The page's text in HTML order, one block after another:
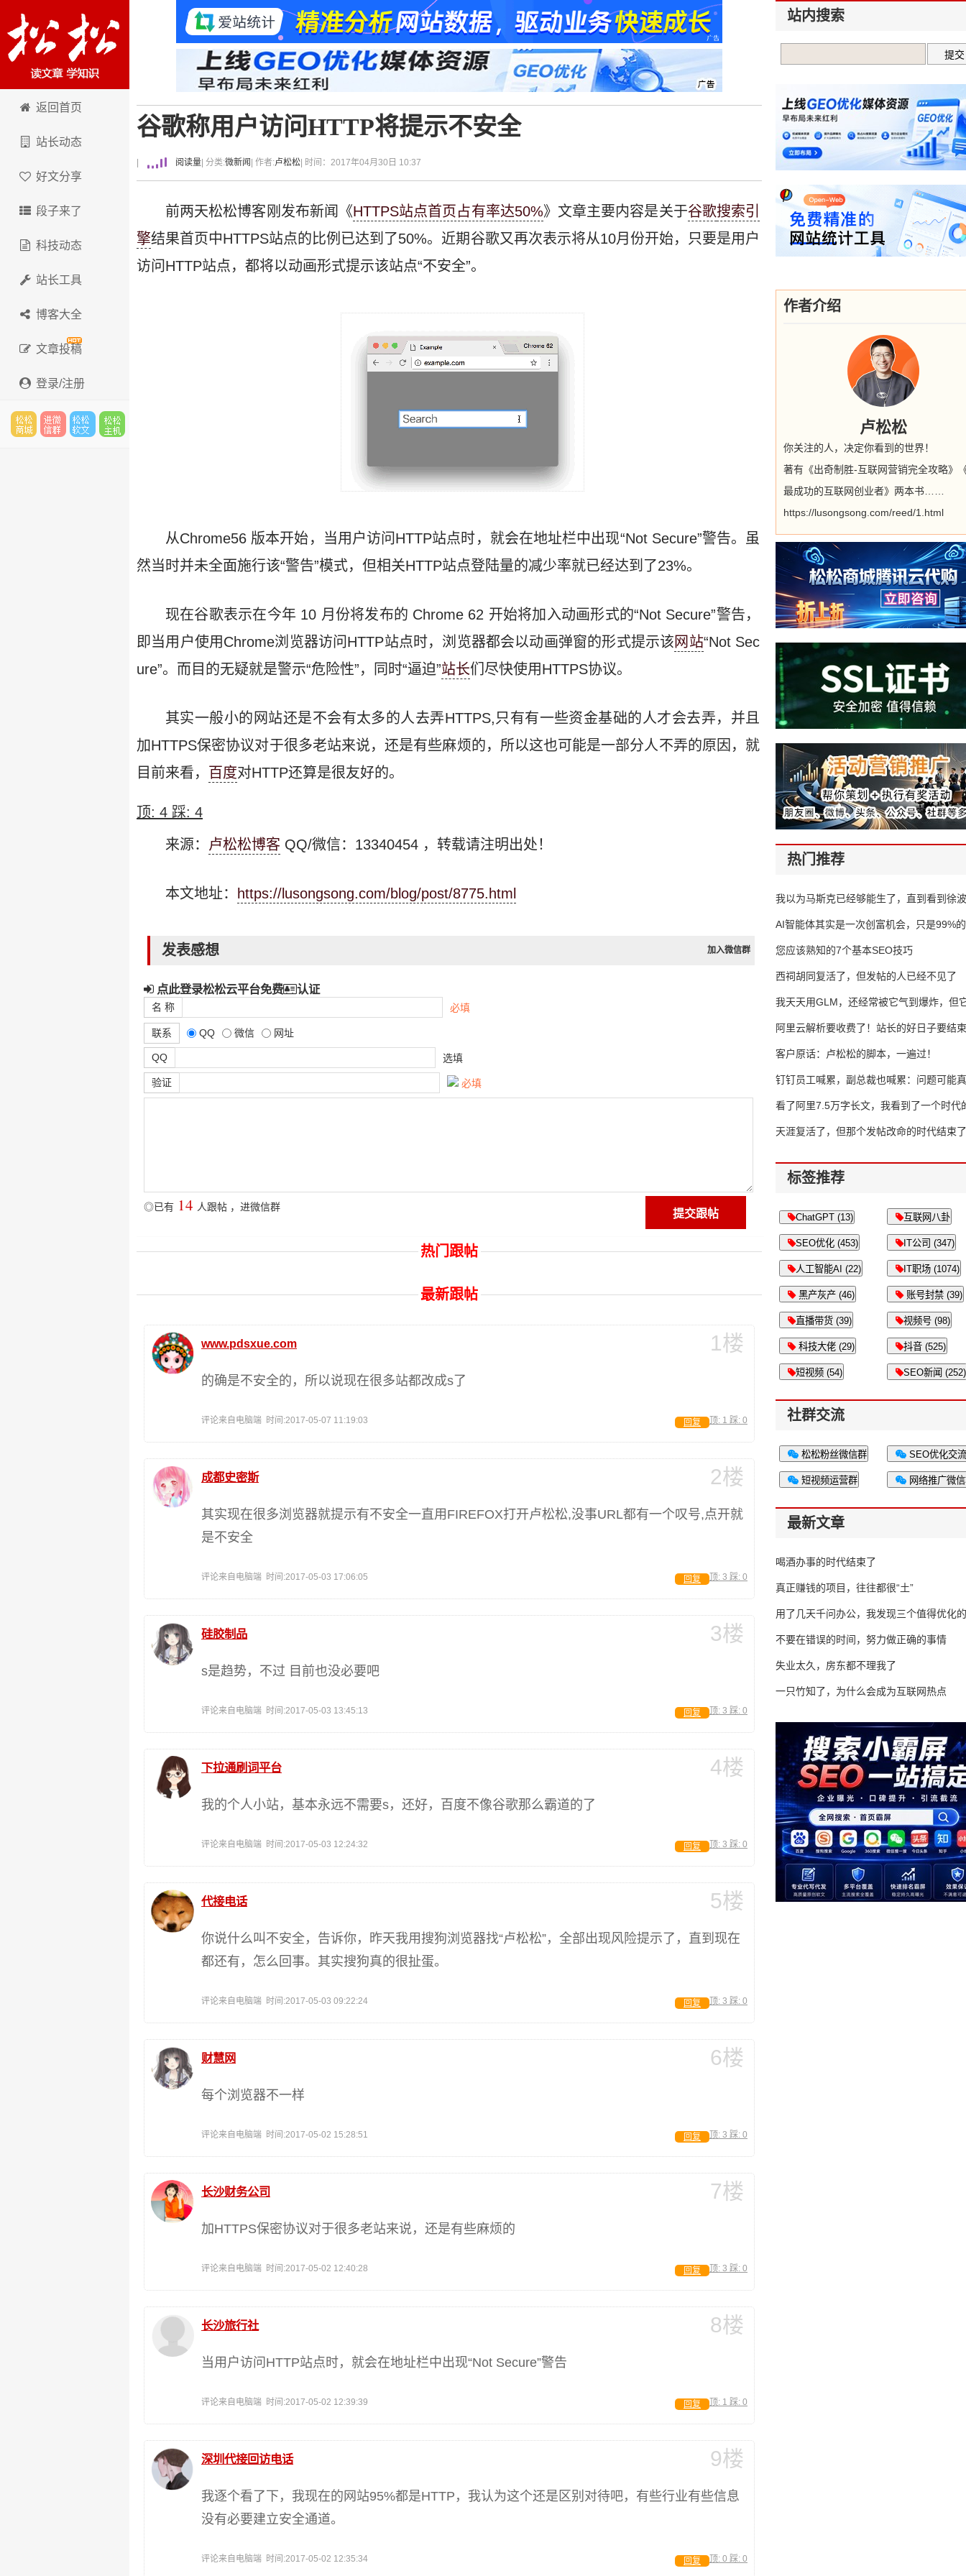
卢松松博客
返回首页
站长动态
好文分享
段子来了
科技动态
站长工具
博客大全
文章投稿
登录/注册
谷歌称用户访问HTTP将提示不安全
阅读量 | 分类:微新闻 | 作者:卢松松 | 时间：2017年04月30日 10:37
前两天松松博客刚发布新闻《HTTPS站点首页占有率达50%》文章主要内容是关于谷歌搜索引
擎结果首页中HTTPS站点的比例已达到了50%。近期谷歌又再次表示将从10月份开始，只要是用户
访问HTTP站点，都将以动画形式提示该站点“不安全”。
从Chrome56 版本开始，当用户访问HTTP站点时，就会在地址栏中出现“Not Secure”警告。虽
然当时并未全面施行该“警告”模式，但相关HTTP站点登陆量的减少率就已经达到了23%。
现在谷歌表示在今年 10 月份将发布的 Chrome 62 开始将加入动画形式的“Not Secure”警告，
即当用户使用Chrome浏览器访问HTTP站点时，浏览器都会以动画弹窗的形式提示该网站“Not Sec
ure”。而目的无疑就是警示“危险性”，同时“逼迫”站长们尽快使用HTTPS协议。
其实一般小的网站还是不会有太多的人去弄HTTPS,只有有一些资金基础的人才会去弄，并且
加HTTPS保密协议对于很多老站来说，还是有些麻烦的，所以这也可能是一部分人不弄的原因，就
目前来看，
百度对HTTP还算是很友好的。
顶: 4 踩: 4
来源： 卢松松博客 QQ/微信：13340454 ，转载请注明出处！
本文地址： https://lusongsong.com/blog/post/8775.html
发表感想 加入微信群
点此登录松松云平台免费 认证
名 称 必填
联系 QQ 微信 网址
QQ 选填
验证 必填
◎已有 14 人跟帖 ， 进微信群
热门跟帖
最新跟帖
1楼
www.pdsxue.com
的确是不安全的，所以说现在很多站都改成s了
评论来自电脑端 时间:2017-05-07 11:19:03 顶: 1 踩: 0
回复
2楼
成都史密斯
其实现在很多浏览器就提示有不安全一直用FIREFOX打开卢松松,没事URL都有一个叹号,点开就
是不安全
评论来自电脑端 时间:2017-05-03 17:06:05 顶: 3 踩: 0
回复
3楼
硅胶制品
s是趋势，不过 目前也没必要吧
评论来自电脑端 时间:2017-05-03 13:45:13 顶: 3 踩: 0
回复
4楼
下拉通刷词平台
我的个人小站，基本永远不需要s，还好，百度不像谷歌那么霸道的了
评论来自电脑端 时间:2017-05-03 12:24:32 顶: 3 踩: 0
回复
5楼
代接电话
你说什么叫不安全，告诉你，昨天我用搜狗浏览器找“卢松松”，全部出现风险提示了，直到现在
都还有，怎么回事。其实搜狗真的很扯蛋。
评论来自电脑端 时间:2017-05-03 09:22:24 顶: 3 踩: 0
回复
6楼
财慧网
每个浏览器不一样
评论来自电脑端 时间:2017-05-02 15:28:51 顶: 3 踩: 0
回复
7楼
长沙财务公司
加HTTPS保密协议对于很多老站来说，还是有些麻烦的
评论来自电脑端 时间:2017-05-02 12:40:28 顶: 3 踩: 0
回复
8楼
长沙旅行社
当用户访问HTTP站点时，就会在地址栏中出现“Not Secure”警告
评论来自电脑端 时间:2017-05-02 12:39:39 顶: 1 踩: 0
回复
9楼
深圳代接回访电话
我逐个看了下，我现在的网站95%都是HTTP，我认为这个还是区别对待吧，有些行业有些信息
没有必要建立安全通道。
评论来自电脑端 时间:2017-05-02 12:35:34 顶: 0 踩: 0
回复
站内搜索
作者介绍
卢松松
你关注的人，决定你看到的世界！
著有《出奇制胜-互联网营销完全攻略》
最成功的互联网创业者》两本书……
https://lusongsong.com/reed/1.html
热门推荐
我以为马斯克已经够能生了，直到看到
AI智能体其实是一次创富机会，只是99%
错过了
您应该熟知的7个基本SEO技巧
西祠胡同复活了，但发帖的人已经不见了
我天天用GLM，还经常被它气到爆炸，但
16万亿
阿里云解析要收费了！站长的好日子要结
客户原话：卢松松的脚本，一遍过！
钉钉员工喊累，副总裁也喊累：问题可能
了
看了阿里7.5万字长文，我看到了一个时代
天涯复活了，但那个发帖改命的时代结束了
标签推荐
ChatGPT (13) 互联网八卦
SEO优化 (453) IT公司 (347)
人工智能AI (22) IT职场 (1074)
黑产灰产 (46) 账号封禁 (39)
直播带货 (39) 视频号 (98)
科技大佬 (29) 抖音 (525)
短视频 (54) SEO新闻 (252)
社群交流
松松粉丝微信群 SEO优化交
短视频运营群 网络推广微
最新文章
喝酒办事的时代结束了
真正赚钱的项目，往往都很“土”
用了几天千问办公，我发现三个值得优化
不要在错误的时间，努力做正确的事情
失业太久，房东都不理我了
一只竹知了，为什么会成为互联网热点